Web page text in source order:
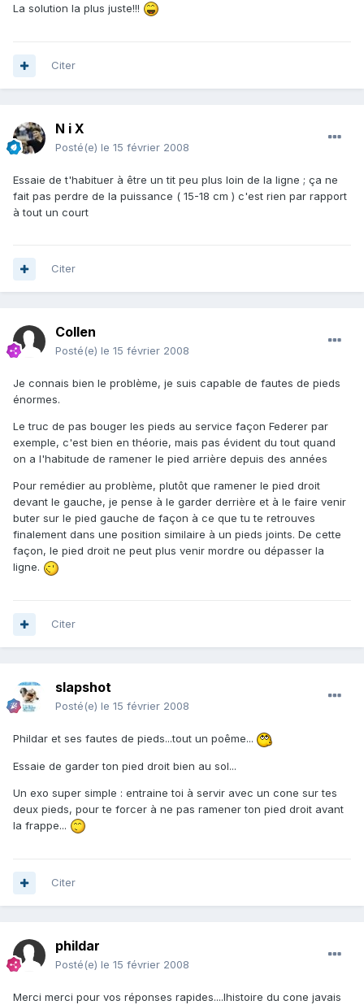
La solution la plus juste!!!
Citer
N i X
Posté(e) le 15 février 2008
Essaie de t'habituer à être un tit peu plus loin de la ligne ; ça ne
fait pas perdre de la puissance ( 15-18 cm ) c'est rien par rapport
à tout un court
Citer
Collen
Posté(e) le 15 février 2008
Je connais bien le problème, je suis capable de fautes de pieds
énormes.
Le truc de pas bouger les pieds au service façon Federer par
exemple, c'est bien en théorie, mais pas évident du tout quand
on a l'habitude de ramener le pied arrière depuis des années
Pour remédier au problème, plutôt que ramener le pied droit
devant le gauche, je pense à le garder derrière et à le faire venir
buter sur le pied gauche de façon à ce que tu te retrouves
finalement dans une position similaire à un pieds joints. De cette
façon, le pied droit ne peut plus venir mordre ou dépasser la
ligne.
Citer
slapshot
Posté(e) le 15 février 2008
Phildar et ses fautes de pieds...tout un poême...
Essaie de garder ton pied droit bien au sol...
Un exo super simple : entraine toi à servir avec un cone sur tes
deux pieds, pour te forcer à ne pas ramener ton pied droit avant
la frappe...
Citer
phildar
Posté(e) le 15 février 2008
Merci merci pour vos réponses rapides....lhistoire du cone javais